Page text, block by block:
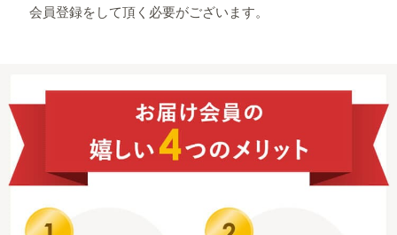
会員登録をして頂く必要がございます。